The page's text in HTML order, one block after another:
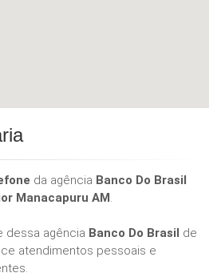
da agência Banco Do Brasil
Manacapuru AM.
dessa agência Banco Do Brasil de
atendimentos pessoais e